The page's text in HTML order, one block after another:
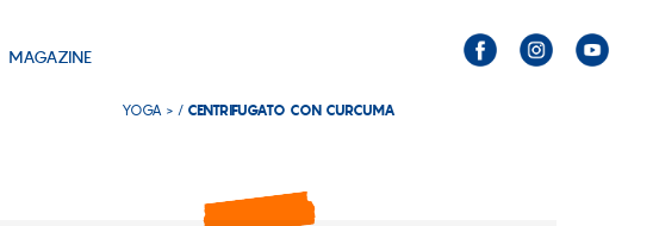
MAGAZINE
YOGA > / CENTRIFUGATO CON CURCUMA